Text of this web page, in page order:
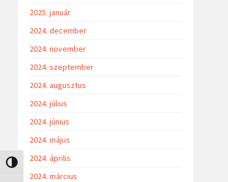
Nagy kontraszt váltása
2025. január
2024. december
2024. november
2024. szeptember
2024. augusztus
2024. július
2024. június
2024. május
2024. április
2024. március